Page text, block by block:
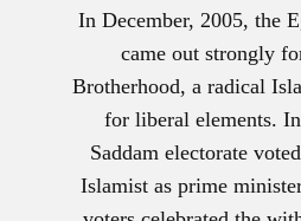
In December, 2005, the
came out strongly
Brotherhood, a radical
for liberal elements.
Saddam electorate
Islamist as prime